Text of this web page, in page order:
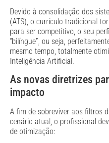
Devido à consolidação dos
(ATS), o currículo tradicional
para ser competitivo, o seu
“bilíngue”, ou seja,
mesmo tempo, totalmente
Inteligência Artificial.
As novas diretrizes
impacto
A fim de sobreviver aos filtros
cenário atual, o profissional
de otimização: